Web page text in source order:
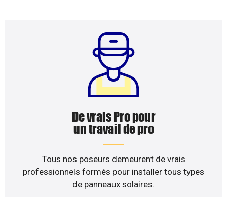
De vrais Pro pour
un travail de pro
Tous nos poseurs demeurent de vrais
professionnels formés pour installer tous types
de panneaux solaires.